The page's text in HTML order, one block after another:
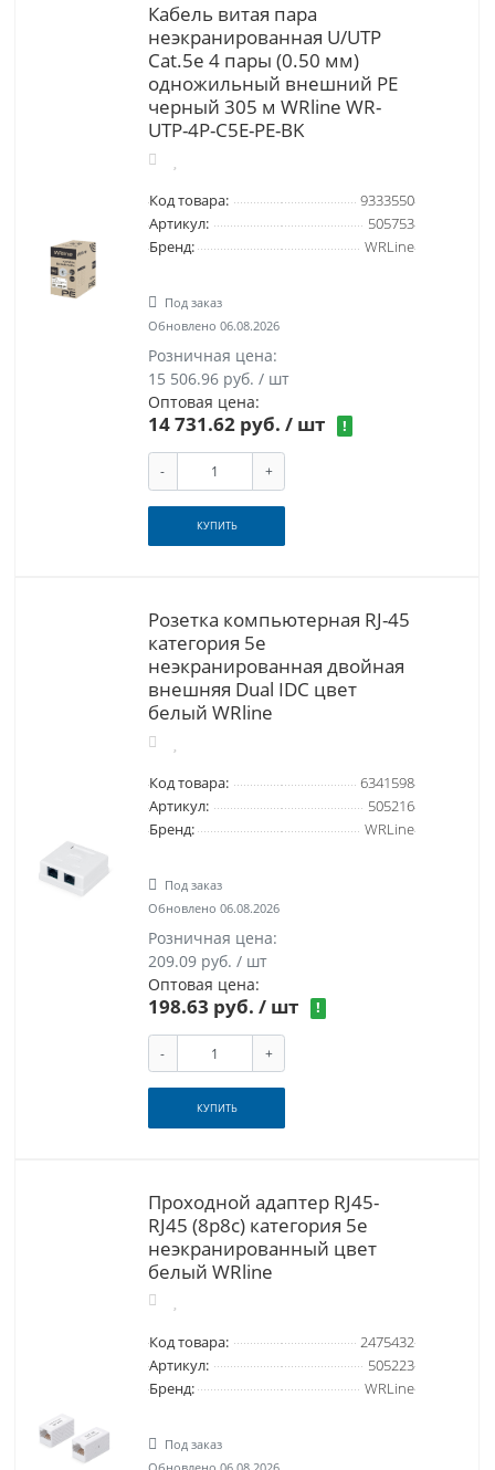
Кабель витая пара
неэкранированная U/UTP
Cat.5e 4 пары (0.50 мм)
одножильный внешний PE
черный 305 м WRline WR-
UTP-4P-C5E-PE-BK
Код товара:
9333550
Артикул:
505753
Бренд:
WRLine
Под заказ
Обновлено 06.08.2026
Розничная цена:
15 506.96 руб. / шт
Оптовая цена:
14 731.62 руб. / шт !
- +
КУПИТЬ
Розетка компьютерная RJ-45
категория 5e
неэкранированная двойная
внешняя Dual IDC цвет
белый WRline
Код товара:
6341598
Артикул:
505216
Бренд:
WRLine
Под заказ
Обновлено 06.08.2026
Розничная цена:
209.09 руб. / шт
Оптовая цена:
198.63 руб. / шт !
- +
КУПИТЬ
Проходной адаптер RJ45-
RJ45 (8p8c) категория 5е
неэкранированный цвет
белый WRline
Код товара:
2475432
Артикул:
505223
Бренд:
WRLine
Под заказ